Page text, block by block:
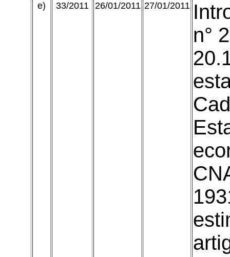
e) 33/2011 26/01/2011 27/01/2011
n°